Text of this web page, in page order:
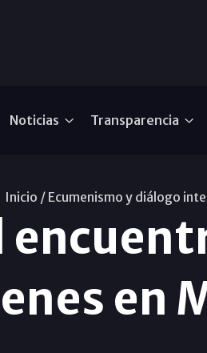
Noticias Transparencia
Inicio / Ecumenismo y diálogo
en